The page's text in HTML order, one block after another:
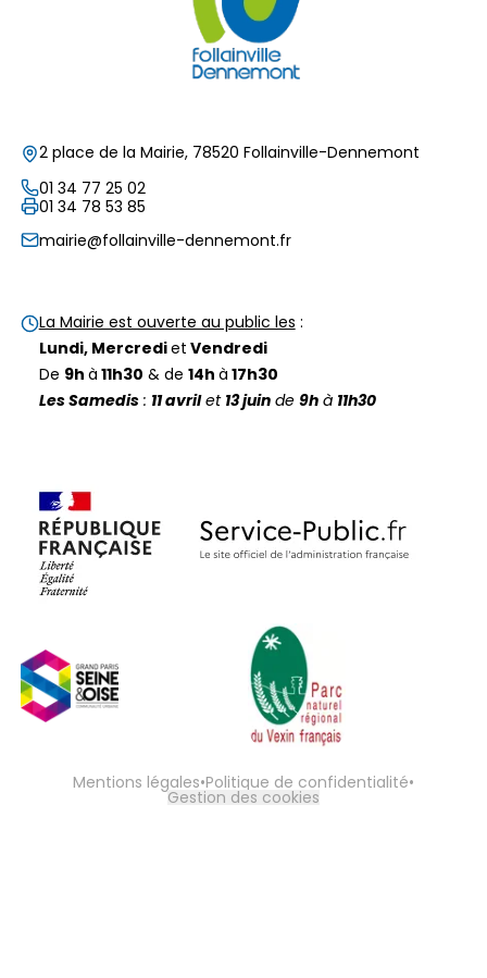
2 place de la Mairie, 78520 Follainville-Dennemont
01 34 77 25 02
01 34 78 53 85
mairie@follainville-dennemont.fr
La Mairie est ouverte au public les :
Lundi, Mercrediet Vendredi
De 9h à 11h30 & de 14h à 17h30
Les Samedis: 11 avrilet 13 juinde 9hà 11h30
Mentions légales•Politique de confidentialité•
Gestion des cookies